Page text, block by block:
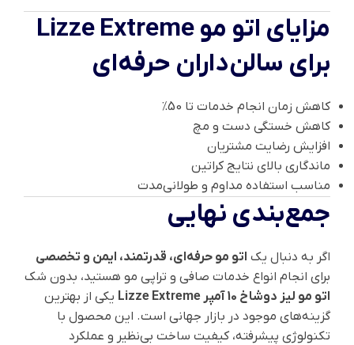
مزایای اتو مو Lizze Extreme
برای سالن‌داران حرفه‌ای
کاهش زمان انجام خدمات تا 50٪
کاهش خستگی دست و مچ
افزایش رضایت مشتریان
ماندگاری بالای نتایج کراتین
مناسب استفاده مداوم و طولانی‌مدت
جمع‌بندی نهایی
اگر به دنبال یک اتو مو حرفه‌ای، قدرتمند، ایمن و تخصصی
برای انجام انواع خدمات صافی و تراپی مو هستید، بدون شک
اتو مو لیز دوشاخ 10 آمپر Lizze Extreme
یکی از بهترین
گزینه‌های موجود در بازار جهانی است. این محصول با
تکنولوژی پیشرفته، کیفیت ساخت بی‌نظیر و عملکرد